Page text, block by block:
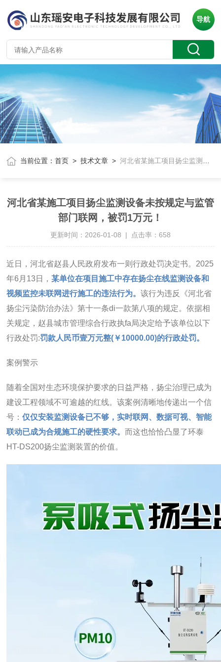
导航
当前位置：首页 >技术文章 >河北省某施工项目扬尘监测设备未按规定与监管部门联网，被罚1万元！
河北省某施工项目扬尘监测设备未按规定与监管
部门联网，被罚1万元！
更新时间：2026-01-08 | 点击率：658
近日，河北省赵县人民政府发布一则行政处罚决定书。2025
年6月13日，某单位在项目施工中存在扬尘在线监测设备和
视频监控未联网进行施工的违法行为。该行为违反《河北省
扬尘污染防治办法》第十一条di一款第八项的规定。依据相
关规定，赵县城市管理综合行政执fa局决定给予该单位以下
行政处罚:罚款人民币壹万元整(￥10000.00)的行政处罚。
案例警示
随着全国对生态环境保护要求的日益严格，扬尘治理已成为
建设工程领域不可逾越的红线。该案例清晰地传递出一个信
号：仅仅安装监测设备已不够，实时联网、数据可视、智能
联动已成为合规施工的硬性要求。而这也恰恰凸显了环泰
HT-DS200扬尘监测装置的价值。